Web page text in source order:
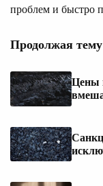
проблем и быстро
Продолжая
Цены